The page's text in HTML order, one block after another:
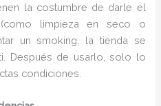
la costumbre de darle el
(como limpieza en seco o
un smoking, la tienda se
Después de usarlo, solo lo
condiciones.